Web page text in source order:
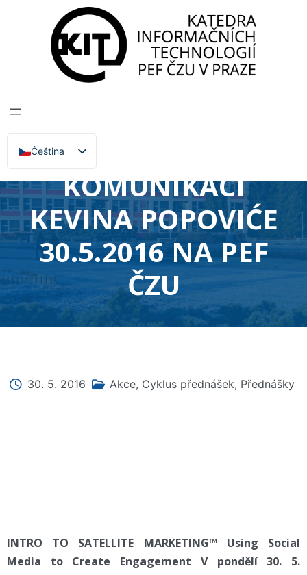
Čeština
English
informačních technologií
Zprávy, Akce,
PŘEDNÁŠKA
EXPERTA NA
KOMUNIKACI
KEVINA POPOVIĆE
30.5.2016 NA PEF
ČZU
30. 5. 2016 Akce, Cyklus přednášek, Přednášky
INTRO TO SATELLITE MARKETING™ Using Social
Media to Create Engagement V pondělí 30. 5.